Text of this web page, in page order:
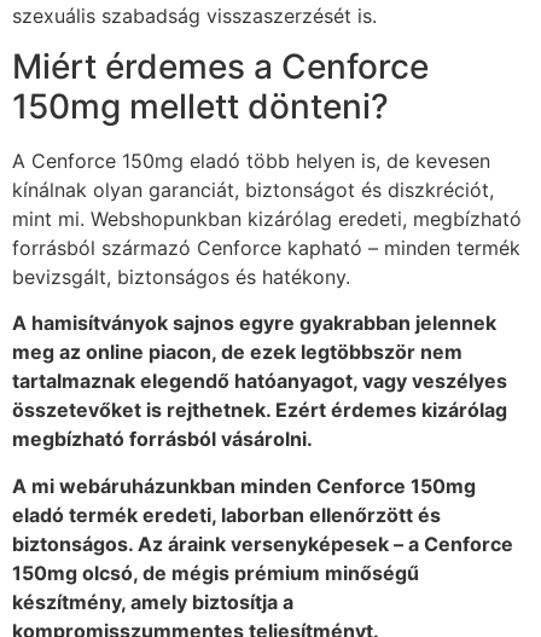
szexuális szabadság visszaszerzését is.
Miért érdemes a Cenforce
150mg mellett dönteni?
A Cenforce 150mg eladó több helyen is, de kevesen
kínálnak olyan garanciát, biztonságot és diszkréciót,
mint mi. Webshopunkban kizárólag eredeti, megbízható
forrásból származó Cenforce kapható – minden termék
bevizsgált, biztonságos és hatékony.
A hamisítványok sajnos egyre gyakrabban jelennek
meg az online piacon, de ezek legtöbbször nem
tartalmaznak elegendő hatóanyagot, vagy veszélyes
összetevőket is rejthetnek. Ezért érdemes kizárólag
megbízható forrásból vásárolni.
A mi webáruházunkban minden Cenforce 150mg
eladó termék eredeti, laborban ellenőrzött és
biztonságos. Az áraink versenyképesek – a Cenforce
150mg olcsó, de mégis prémium minőségű
készítmény, amely biztosítja a
kompromisszummentes teljesítményt.